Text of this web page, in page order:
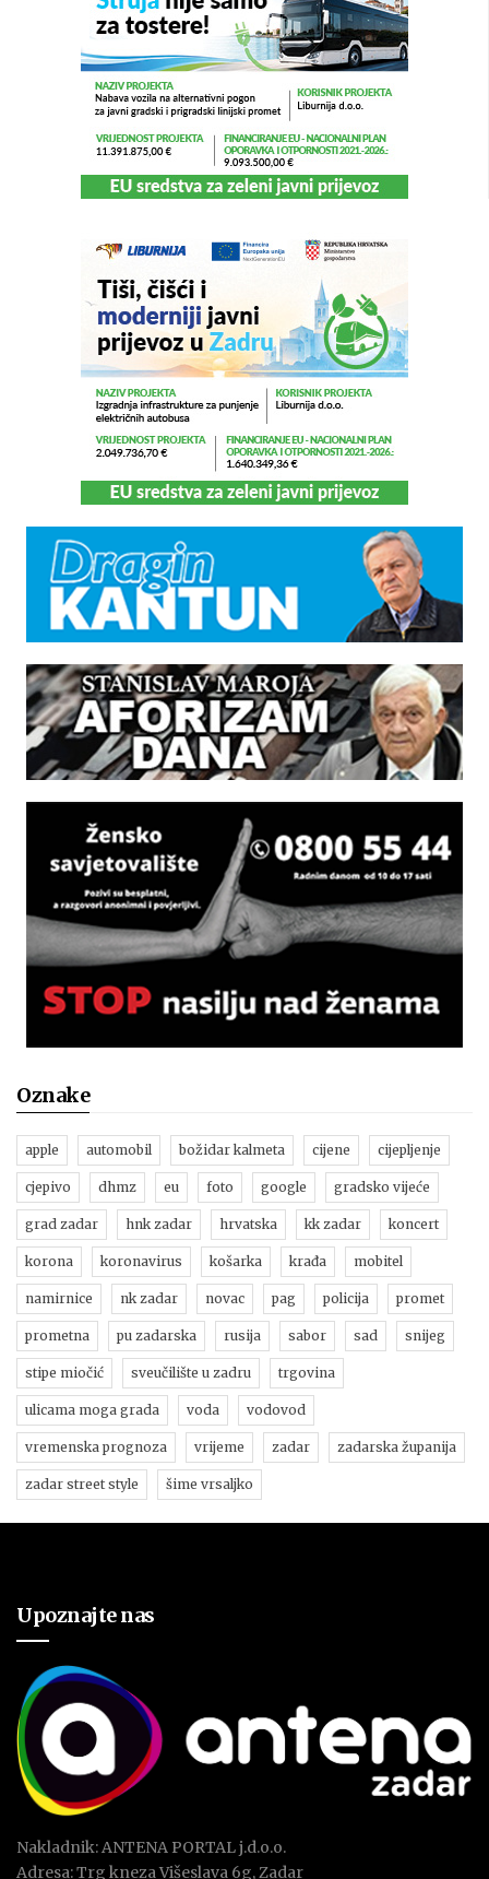
Oznake
apple automobil božidar kalmeta cijene cijepljenje
cjepivo dhmz eu foto google gradsko vijeće
grad zadar hnk zadar hrvatska kk zadar koncert
korona koronavirus košarka krađa mobitel
namirnice nk zadar novac pag policija promet
prometna pu zadarska rusija sabor sad snijeg
stipe miočić sveučilište u zadru trgovina
ulicama moga grada voda vodovod
vremenska prognoza vrijeme zadar zadarska županija
zadar street style šime vrsaljko
Upoznajte nas
Nakladnik: ANTENA PORTAL j.d.o.o.
Adresa: Trg kneza Višeslava 6g, Zadar